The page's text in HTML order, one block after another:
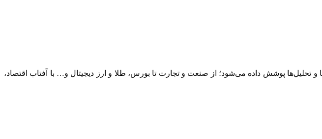
و تحلیل‌ها پوشش داده می‌شود؛ از صنعت و تجارت تا بورس، طلا و ارز دیجیتال و… با آفتاب اقتصاد،